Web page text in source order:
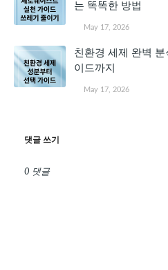
는 똑똑한 방법
May 17, 2026
친환경 세제 완벽
이드까지
May 17, 2026
댓글 쓰기
0 댓글